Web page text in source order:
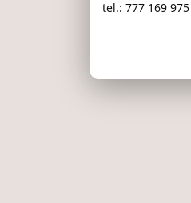
tel.: 777 169 975